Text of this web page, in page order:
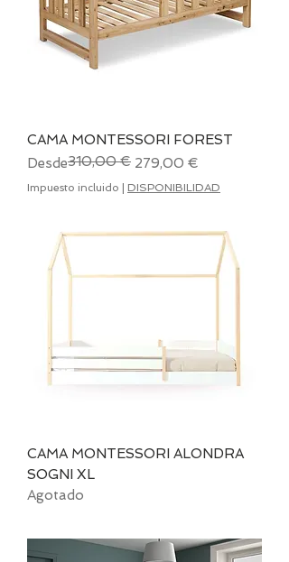
CAMA MONTESSORI FOREST
Desde
Precio310,00 € 279,00 €
Precio de oferta
Impuesto incluido DISPONIBILIDAD
CAMA MONTESSORI ALONDRA
SOGNI XL
Agotado